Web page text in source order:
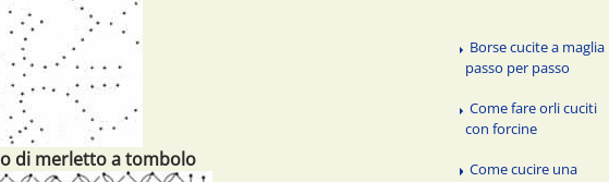
di merletto a tombolo
Borse cucite a maglia
passo per passo
Come fare orli cuciti
con forcine
Come cucire una